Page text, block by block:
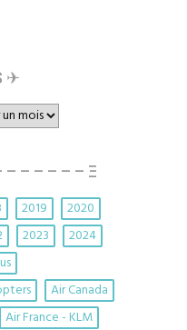
✈︎
– – – – – – Ξ
2019
2020
2023
2024
Air Canada
Air France - KLM